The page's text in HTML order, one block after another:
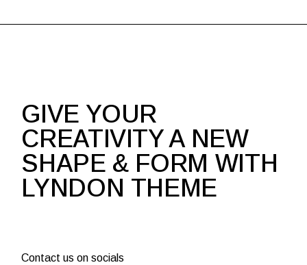
GIVE YOUR
CREATIVITY A NEW
SHAPE & FORM WITH
LYNDON THEME
Contact us on socials